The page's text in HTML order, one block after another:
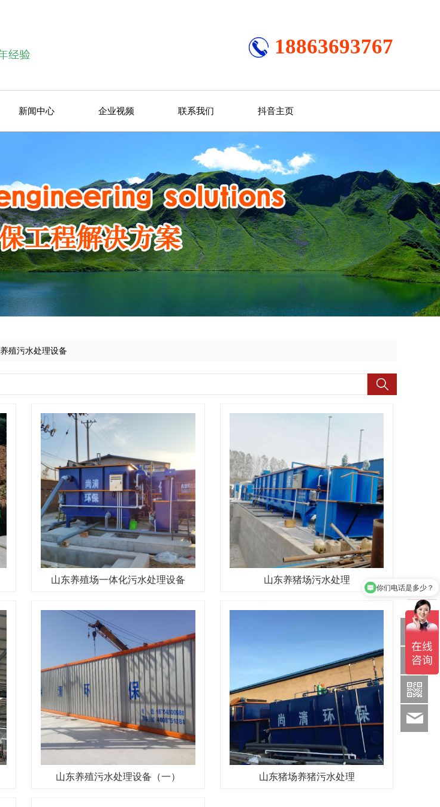
18863693767
新闻中心 企业视频 联系我们 抖音主页
养殖污水处理设备
山东养殖场一体化污水处理设备 山东养猪场污水处理
山东养殖污水处理设备（一） 山东猪场养猪污水处理
日处理50吨屠宰污水给我报个价？